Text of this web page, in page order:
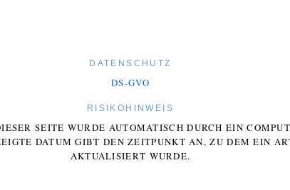
DATENSCHUTZ
DS-GVO
RISIKOHINWEIS
SEITE WURDE AUTOMATISCH DURCH EIN
DATUM GIBT DEN ZEITPUNKT AN, ZU DEM EIN
AKTUALISIERT WURDE.